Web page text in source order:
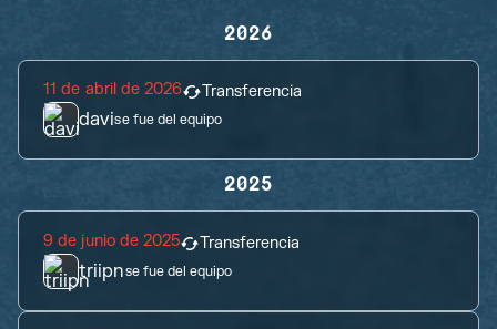
2026
11 de abril de 2026 Transferencia
davise fue del equipo
2025
9 de junio de 2025 Transferencia
triipnse fue del equipo